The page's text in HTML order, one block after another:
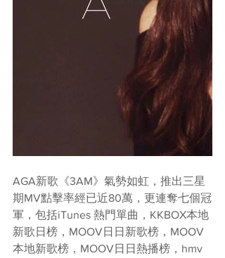
AGA新歌《3AM》氣勢如虹，推出三星
期MV點擊率經已近80萬，更連奪七個冠
軍，包括iTunes 熱門單曲，KKBOX本地
新歌日榜，MOOV日日新歌榜，MOOV
本地新歌榜，MOOV日日熱播榜，hmv